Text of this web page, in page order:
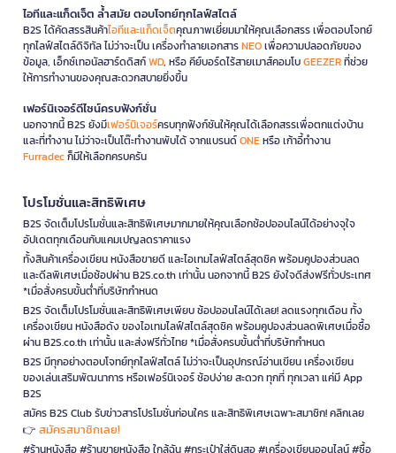
ไอทีและแก็ดเจ็ต ล้ำสมัย ตอบโจทย์ทุกไลฟ์สไตล์
B2S ได้คัดสรรสินค้าไอทีและแก็ดเจ็ตคุณภาพเยี่ยมมาให้คุณเลือกสรร เพื่อตอบโจทย์
ทุกไลฟ์สไตล์ดิจิทัล ไม่ว่าจะเป็น เครื่องทำลายเอกสารNEOเพื่อความปลอดภัยของ
ข้อมูล, เอ็กซ์เทอนัลฮาร์ดดิสก์WD, หรือ คีย์บอร์ดไร้สายเมาส์คอมโบGEEZERที่ช่วย
ให้การทำงานของคุณสะดวกสบายยิ่งขึ้น
เฟอร์นิเจอร์ดีไซน์ครบฟังก์ชั่น
นอกจากนี้ B2S ยังมีเฟอร์นิเจอร์ครบทุกฟังก์ชันให้คุณได้เลือกสรรเพื่อตกแต่งบ้าน
และที่ทำงาน ไม่ว่าจะเป็นโต๊ะทำงานพับได้ จากแบรนด์ONEหรือ เก้าอี้ทำงาน
Furradecก็มีให้เลือกครบครัน
โปรโมชั่นและสิทธิพิเศษ
B2S จัดเต็มโปรโมชั่นและสิทธิพิเศษมากมายให้คุณเลือกช้อปออนไลน์ได้อย่างจุใจ
อัปเดตทุกเดือนกับแคมเปญลดราคาแรง
ทั้งสินค้าเครื่องเขียน หนังสือขายดี และไอเทมไลฟ์สไตล์สุดชิค พร้อมคูปองส่วนลด
และดีลพิเศษเมื่อช้อปผ่าน B2S.co.th เท่านั้น นอกจากนี้ B2S ยังใจดีส่งฟรีทั่วประเทศ
*เมื่อสั่งครบขั้นต่ำที่บริษัทกำหนด
B2S จัดเต็มโปรโมชั่นและสิทธิพิเศษเพียบ ช้อปออนไลน์ได้เลย! ลดแรงทุกเดือน ทั้ง
เครื่องเขียน หนังสือดัง ของไอเทมไลฟ์สไตล์สุดชิค พร้อมคูปองส่วนลดพิเศษเมื่อซื้อ
ผ่าน B2S.co.th เท่านั้น และส่งฟรีทั่วไทย *เมื่อสั่งครบขั้นต่ำที่บริษัทกำหนด
B2S มีทุกอย่างตอบโจทย์ทุกไลฟ์สไตล์ ไม่ว่าจะเป็นอุปกรณ์อ่านเขียน เครื่องเขียน
ของเล่นเสริมพัฒนาการ หรือเฟอร์นิเจอร์ ช้อปง่าย สะดวก ทุกที่ ทุกเวลา แค่มี App
B2S
สมัคร B2S Club รับข่าวสารโปรโมชั่นก่อนใคร และสิทธิพิเศษเฉพาะสมาชิก! คลิกเลย
👉 สมัครสมาชิกเลย!
#ร้านหนังสือ #ร้านขายหนังสือ ใกล้ฉัน #กระเป๋าใส่ดินสอ #เครื่องเขียนออนไลน์ #ซื้อ